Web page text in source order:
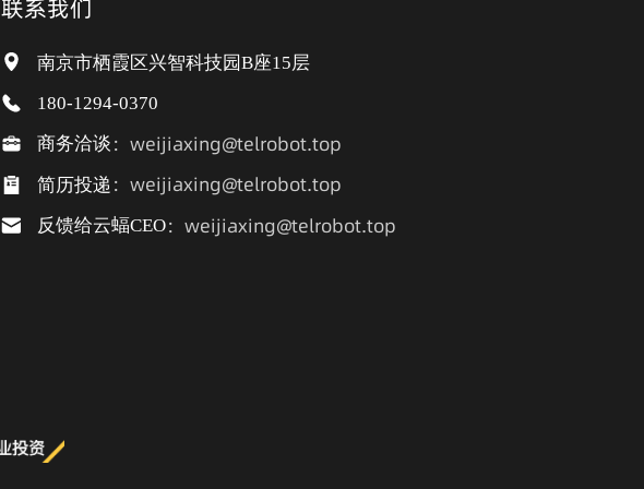
联系我们
南京市栖霞区兴智科技园B座15层
180-1294-0370
商务洽谈 ：weijiaxing@telrobot.top
简历投递 ：weijiaxing@telrobot.top
反馈给云蝠CEO：weijiaxing@telrobot.top